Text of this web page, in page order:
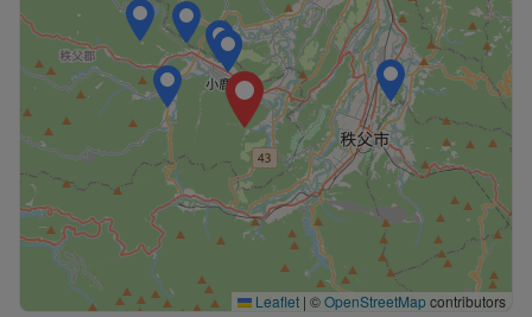
Leaflet | ©OpenStreetMapcontributors